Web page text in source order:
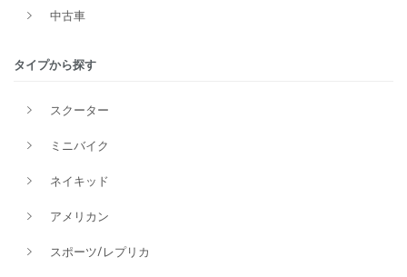
中古車
タイプから探す
スクーター
ミニバイク
ネイキッド
アメリカン
スポーツ/レプリカ
排気量